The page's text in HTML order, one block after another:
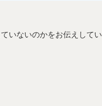
いないのかをお伝えしてい